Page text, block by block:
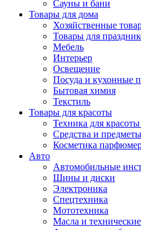
Сауны и бани
Товары для дома
Хозяйственные
Товары для
Мебель
Интерьер
Освещение
Посуда и кухонные
Бытовая химия
Текстиль
Товары для красоты
Техника для
Средства и
Косметика
Авто
Автомобильные
Шины и диски
Электроника
Спецтехника
Мототехника
Масла и